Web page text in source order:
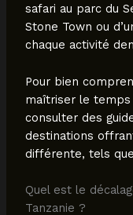
safari au parc du
Stone Town ou
chaque activité
Pour bien
maîtriser le temps
consulter des
destinations
différente, tels
Quel est le
Tanzanie ?